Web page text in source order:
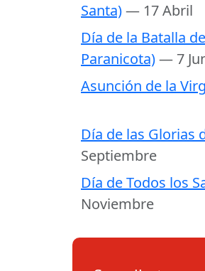
Santa)— 17 Abril
Día de la Batalla
Paranicota)— 7
Asunción de la
Día de las Glorias
Septiembre
Día de Todos los
Noviembre